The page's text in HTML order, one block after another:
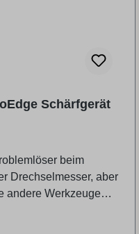
Schärfgerät
beim
Drechselmesser, aber
andere Werkzeuge
anstelle von